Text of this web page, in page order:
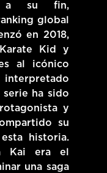
a su fin,
global
en 2018,
Kid y
al icónico
interpretado
serie ha sido
y
su
historia.
Kai era el
una saga